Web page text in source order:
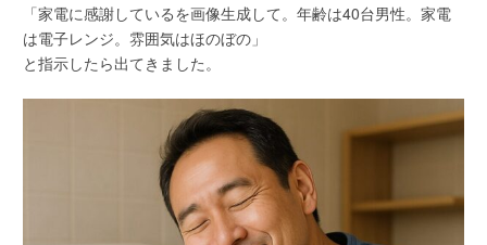
「家電に感謝しているを画像生成して。年齢は40台男性。家電
は電子レンジ。雰囲気はほのぼの」
と指示したら出てきました。